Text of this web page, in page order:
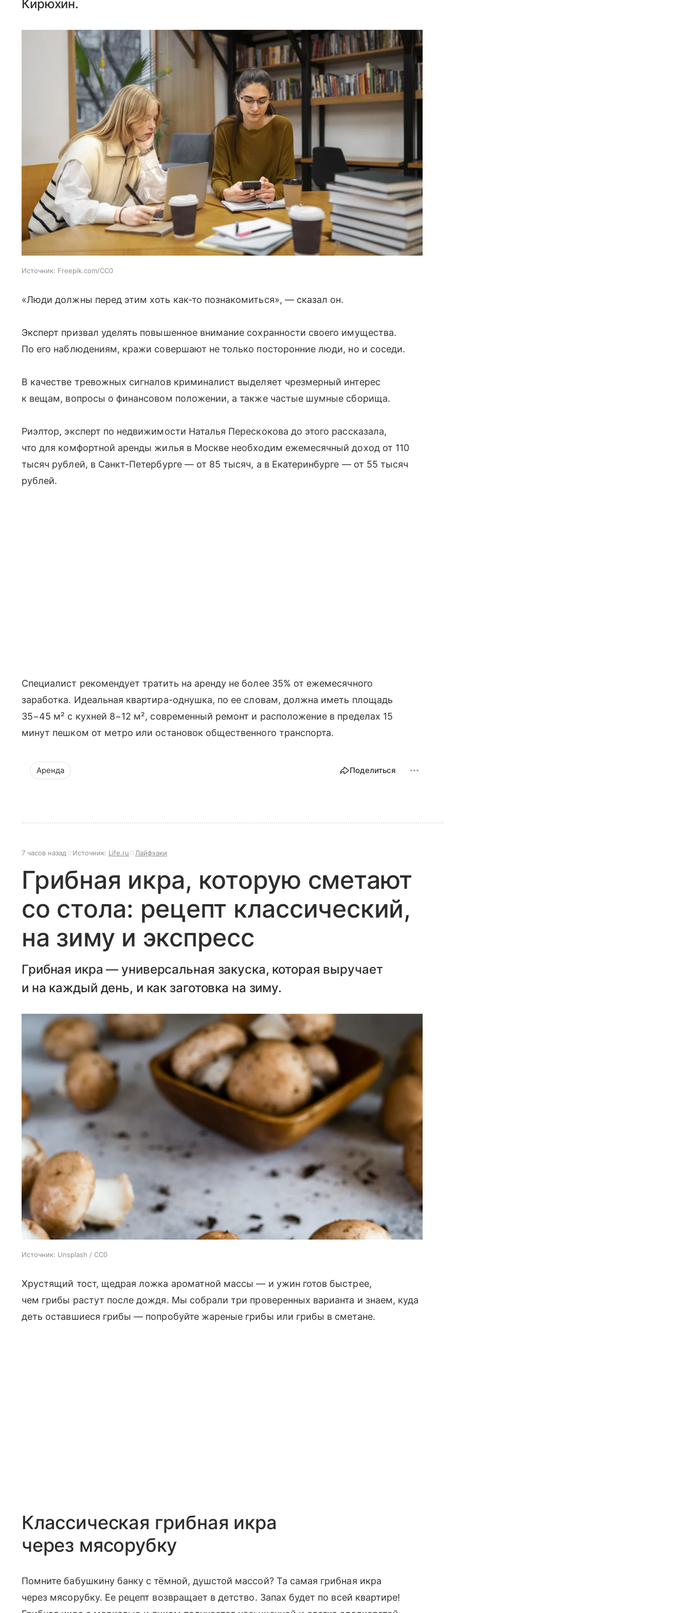
Кирюхин.
Источник: Freepik.com/CC0
«Люди должны перед этим хоть как-то познакомиться», — сказал он.
Эксперт призвал уделять повышенное внимание сохранности своего имущества.
По его наблюдениям, кражи совершают не только посторонние люди, но и соседи.
В качестве тревожных сигналов криминалист выделяет чрезмерный интерес
к вещам, вопросы о финансовом положении, а также частые шумные сборища.
Риэлтор, эксперт по недвижимости Наталья Перескокова до этого рассказала,
что для комфортной аренды жилья в Москве необходим ежемесячный доход от 110
тысяч рублей, в Санкт-Петербурге — от 85 тысяч, а в Екатеринбурге — от 55 тысяч
рублей.
Специалист рекомендует тратить на аренду не более 35% от ежемесячного
заработка. Идеальная квартира-однушка, по ее словам, должна иметь площадь
35−45 м² с кухней 8−12 м², современный ремонт и расположение в пределах 15
минут пешком от метро или остановок общественного транспорта.
Аренда Поделиться
7 часов назад Источник: Life.ru Лайфхаки
Грибная икра, которую сметают
со стола: рецепт классический,
на зиму и экспресс
Грибная икра — универсальная закуска, которая выручает
и на каждый день, и как заготовка на зиму.
Источник: Unsplash / CC0
Хрустящий тост, щедрая ложка ароматной массы — и ужин готов быстрее,
чем грибы растут после дождя. Мы собрали три проверенных варианта и знаем, куда
деть оставшиеся грибы — попробуйте жареные грибы или грибы в сметане.
Классическая грибная икра
через мясорубку
Помните бабушкину банку с тёмной, душстой массой? Та самая грибная икра
через мясорубку. Ее рецепт возвращает в детство. Запах будет по всей квартире!